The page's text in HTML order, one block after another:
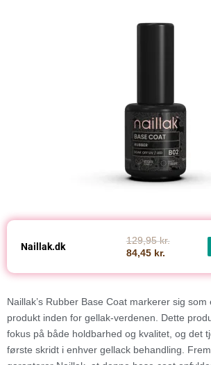
Naillak.dk
129,95 kr.
84,45 kr.
Naillak’s Rubber Base Coat markerer sig
produkt inden for gellak-verdenen. Dette
fokus på både holdbarhed og kvalitet, og det
første skridt i enhver gellack behandling.